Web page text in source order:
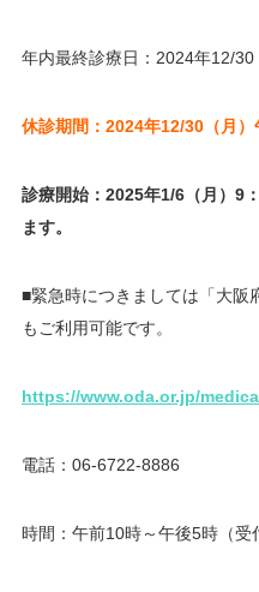
年内最終診療日：2024年12/30
休診期間：2024年12/30（月
診療開始：2025年1/6（月）9
ます。
■緊急時につきましては「大阪
もご利用可能です。
https://www.oda.or.jp/
電話：06-6722-8886
時間：午前10時～午後5時（受